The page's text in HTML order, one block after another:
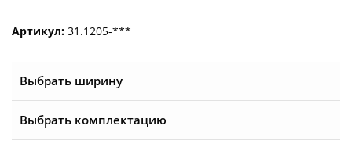
Артикул: 31.1205-***
Выбрать ширину
Выбрать комплектацию